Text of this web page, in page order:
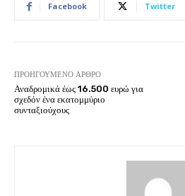
Facebook Twitter
ΠΡΟΗΓΟΎΜΕΝΟ ΆΡΘΡΟ
Αναδρομικά έως 16.500 ευρώ για
σχεδόν ένα εκατομμύριο
συνταξιούχους